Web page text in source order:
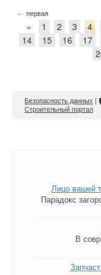
← первая
« 1 2 3 4
14
15 16 17
Безопасность данных |
Строительный портал
Лицо вашей
Парадокс
В